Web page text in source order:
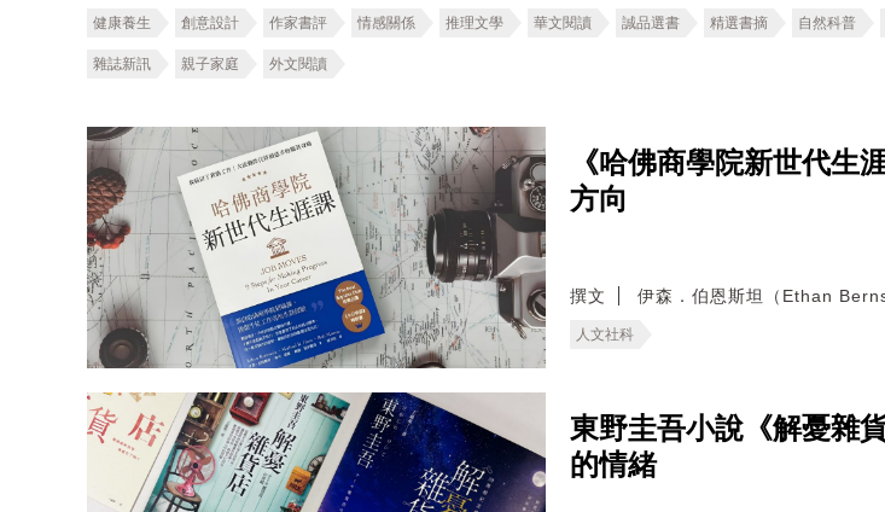
健康養生 創意設計 作家書評 情感關係 推理文學 華文閱讀 誠品選書 精選書摘 自然科普
雜誌新訊 親子家庭 外文閱讀
《哈佛商學院新世代生
方向
撰文 伊森．伯恩斯坦（Ethan
人文社科
東野圭吾小說《解憂雜
的情緒